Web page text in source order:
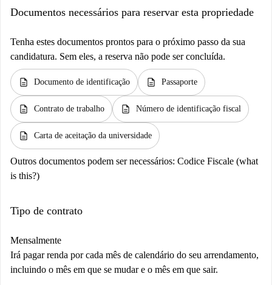
Documentos necessários para reservar esta propriedade
Tenha estes documentos prontos para o próximo passo da sua
candidatura. Sem eles, a reserva não pode ser concluída.
description Documento de identificação description Passaporte
description Contrato de trabalho description Número de identificação fiscal
description Carta de aceitação da universidade
Outros documentos podem ser necessários: Codice Fiscale (what
is this?)
Tipo de contrato
Mensalmente
Irá pagar renda por cada mês de calendário do seu arrendamento,
incluindo o mês em que se mudar e o mês em que sair.